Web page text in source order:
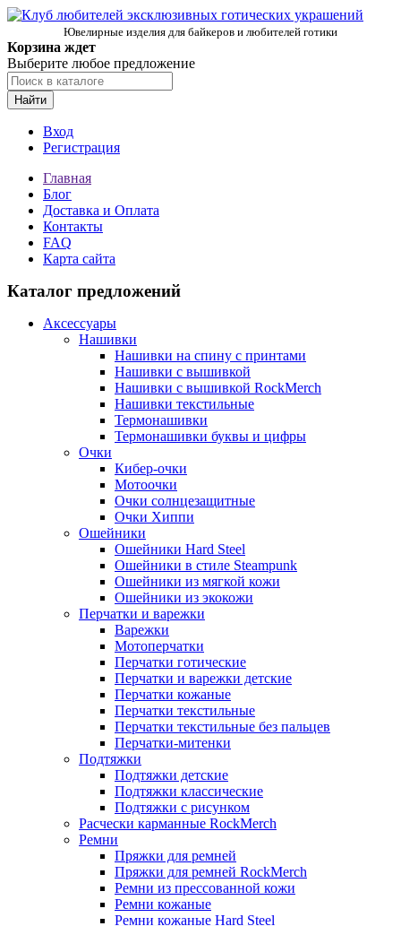
Ювелирные изделия для байкеров и любителей готики
Корзина ждет
Выберите любое предложение
Найти
Вход
Регистрация
Главная
Блог
Доставка и Оплата
Контакты
FAQ
Карта сайта
Каталог предложений
Аксессуары
Нашивки
Нашивки на спину с принтами
Нашивки с вышивкой
Нашивки с вышивкой RockMerch
Нашивки текстильные
Термонашивки
Термонашивки буквы и цифры
Очки
Кибер-очки
Мотоочки
Очки солнцезащитные
Очки Хиппи
Ошейники
Ошейники Hard Steel
Ошейники в стиле Steampunk
Ошейники из мягкой кожи
Ошейники из экокожи
Перчатки и варежки
Варежки
Мотоперчатки
Перчатки готические
Перчатки и варежки детские
Перчатки кожаные
Перчатки текстильные
Перчатки текстильные без пальцев
Перчатки-митенки
Подтяжки
Подтяжки детские
Подтяжки классические
Подтяжки с рисунком
Расчески карманные RockMerch
Ремни
Пряжки для ремней
Пряжки для ремней RockMerch
Ремни из прессованной кожи
Ремни кожаные
Ремни кожаные Hard Steel